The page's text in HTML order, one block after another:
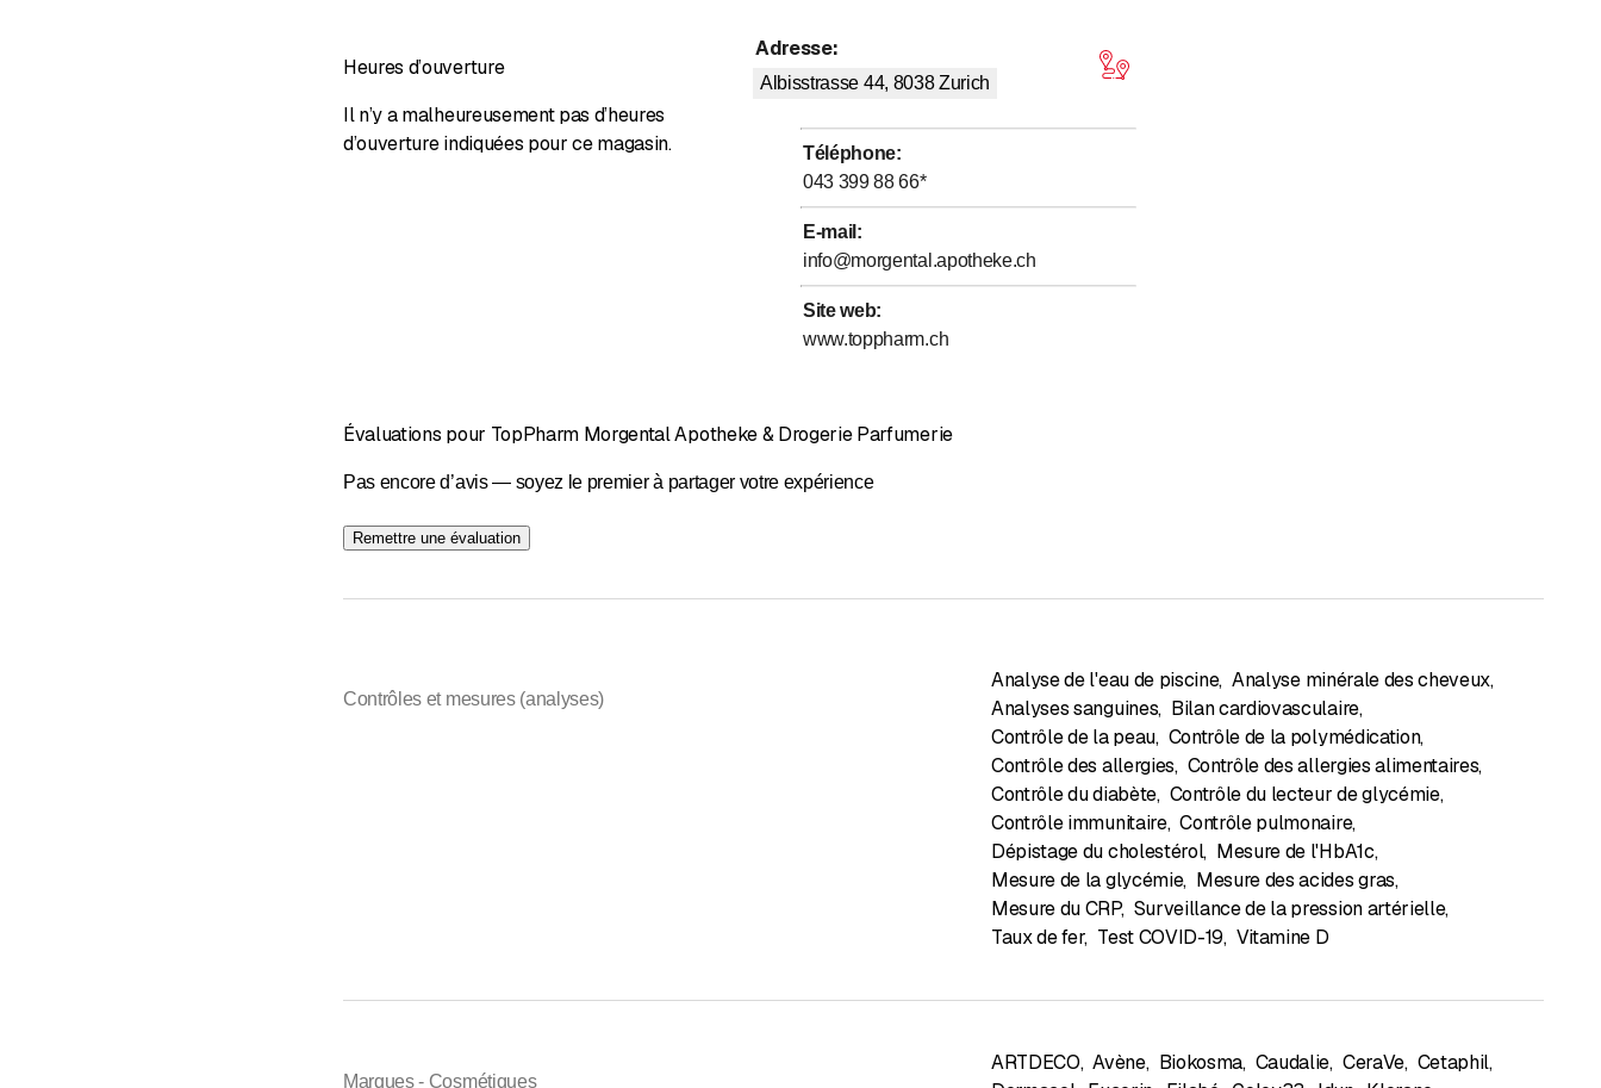
Heures d’ouverture
Il n’y a malheureusement pas d’heures
d’ouverture indiquées pour ce magasin.
Adresse:
Albisstrasse 44, 8038 Zurich
Téléphone:
043 399 88 66*
E-mail :
info@morgental.apotheke.ch
Site web:
www.toppharm.ch
Évaluations pour TopPharm Morgental Apotheke & Drogerie Parfumerie
Pas encore d’avis — soyez le premier à partager votre expérience
Remettre une évaluation
Contrôles et mesures (analyses)
Analyse de l'eau de piscine, Analyse minérale des cheveux,
Analyses sanguines, Bilan cardiovasculaire,
Contrôle de la peau, Contrôle de la polymédication,
Contrôle des allergies, Contrôle des allergies alimentaires,
Contrôle du diabète, Contrôle du lecteur de glycémie,
Contrôle immunitaire, Contrôle pulmonaire,
Dépistage du cholestérol, Mesure de l'HbA1c,
Mesure de la glycémie, Mesure des acides gras,
Mesure du CRP, Surveillance de la pression artérielle,
Taux de fer, Test COVID-19, Vitamine D
Marques - Cosmétiques
ARTDECO, Avène, Biokosma, Caudalie, CeraVe, Cetaphil,